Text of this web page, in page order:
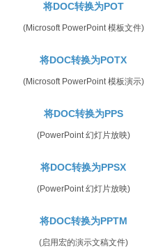
将DOC转换为POT
(Microsoft PowerPoint 模板文件)
将DOC转换为POTX
(Microsoft PowerPoint 模板演示)
将DOC转换为PPS
(PowerPoint 幻灯片放映)
将DOC转换为PPSX
(PowerPoint 幻灯片放映)
将DOC转换为PPTM
(启用宏的演示文稿文件)